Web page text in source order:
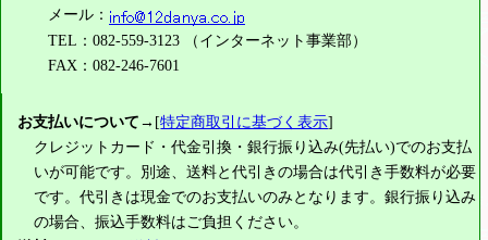
メール：
TEL：082-559-3123 （インターネット事業部）
FAX：082-246-7601
お支払いについて→[特定商取引に基づく表示]
クレジットカード・代金引換・銀行振り込み(先払い)でのお支払
いが可能です。別途、送料と代引きの場合は代引き手数料が必要
です。代引きは現金でのお支払いのみとなります。銀行振り込み
の場合、振込手数料はご負担ください。